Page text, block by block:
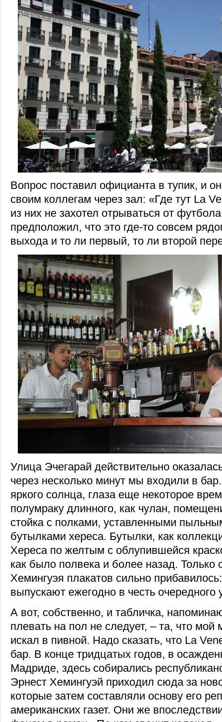
Вопрос поставил официанта в тупик, и
своим коллегам через зал: «Где тут La
из них не захотел отрываться от
предположил, что это где-то совсем
выхода и то ли первый, то ли второй
Улица Эчегарай действительно
через несколько минут мы входили в
яркого солнца, глаза еще некоторое
полумраку длинного, как чулан,
стойка с полками, уставленными
бутылками хереса. Бутылки, как
Хереса по желтым с облупившейся
как было полвека и более назад. Только
Хемингуэя плакатов сильно
выпускают ежегодно в честь очередного
А вот, собственно, и табличка,
плевать на пол не следует, – та, что
искал в пивной. Надо сказать, что La
бар. В конце тридцатых годов, в
Мадриде, здесь собирались
Эрнест Хемингуэй приходил сюда за
которые затем составляли основу его
американских газет. Они же